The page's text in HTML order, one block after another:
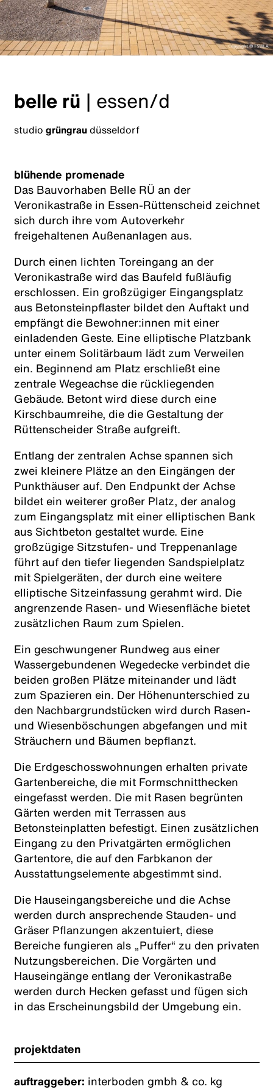
belle rü | essen/d
studio grüngraudüsseldorf
blühende promenade
Das Bauvorhaben Belle RÜ an der
Veronikastraße in Essen-Rüttenscheid zeichnet
sich durch ihre vom Autoverkehr
freigehaltenen Außenanlagen aus.
Durch einen lichten Toreingang an der
Veronikastraße wird das Baufeld fußläufig
erschlossen. Ein großzügiger Eingangsplatz
aus Betonsteinpflaster bildet den Auftakt und
empfängt die Bewohner:innen mit einer
einladenden Geste. Eine elliptische Platzbank
unter einem Solitärbaum lädt zum Verweilen
ein. Beginnend am Platz erschließt eine
zentrale Wegeachse die rückliegenden
Gebäude. Betont wird diese durch eine
Kirschbaumreihe, die die Gestaltung der
Rüttenscheider Straße aufgreift.
Entlang der zentralen Achse spannen sich
zwei kleinere Plätze an den Eingängen der
Punkthäuser auf. Den Endpunkt der Achse
bildet ein weiterer großer Platz, der analog
zum Eingangsplatz mit einer elliptischen Bank
aus Sichtbeton gestaltet wurde. Eine
großzügige Sitzstufen- und Treppenanlage
führt auf den tiefer liegenden Sandspielplatz
mit Spielgeräten, der durch eine weitere
elliptische Sitzeinfassung gerahmt wird. Die
angrenzende Rasen- und Wiesenfläche bietet
zusätzlichen Raum zum Spielen.
Ein geschwungener Rundweg aus einer
Wassergebundenen Wegedecke verbindet die
beiden großen Plätze miteinander und lädt
zum Spazieren ein. Der Höhenunterschied zu
den Nachbargrundstücken wird durch Rasen-
und Wiesenböschungen abgefangen und mit
Sträuchern und Bäumen bepflanzt.
Die Erdgeschosswohnungen erhalten private
Gartenbereiche, die mit Formschnitthecken
eingefasst werden. Die mit Rasen begrünten
Gärten werden mit Terrassen aus
Betonsteinplatten befestigt. Einen zusätzlichen
Eingang zu den Privatgärten ermöglichen
Gartentore, die auf den Farbkanon der
Ausstattungselemente abgestimmt sind.
Die Hauseingangsbereiche und die Achse
werden durch ansprechende Stauden- und
Gräser Pflanzungen akzentuiert, diese
Bereiche fungieren als „Puffer“ zu den privaten
Nutzungsbereichen. Die Vorgärten und
Hauseingänge entlang der Veronikastraße
werden durch Hecken gefasst und fügen sich
in das Erscheinungsbild der Umgebung ein.
projektdaten
auftraggeber: interboden gmbh & co. kg